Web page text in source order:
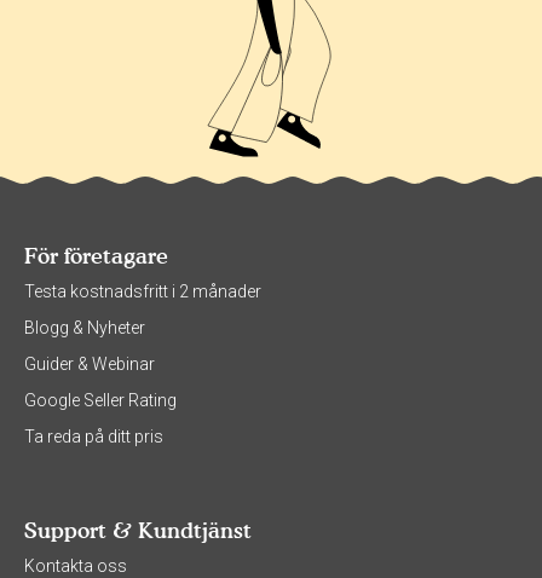
För företagare
Testa kostnadsfritt i 2 månader
Blogg & Nyheter
Guider & Webinar
Google Seller Rating
Ta reda på ditt pris
Support & Kundtjänst
Kontakta oss